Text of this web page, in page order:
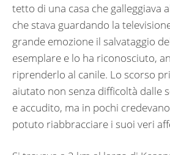
tetto di una casa che galleggiava
che stava guardando la
grande emozione il salvataggio
esemplare e lo ha riconosciuto,
riprenderlo al canile. Lo scorso
aiutato non senza difficoltà dalle
e accudito, ma in pochi
potuto riabbracciare i suoi veri